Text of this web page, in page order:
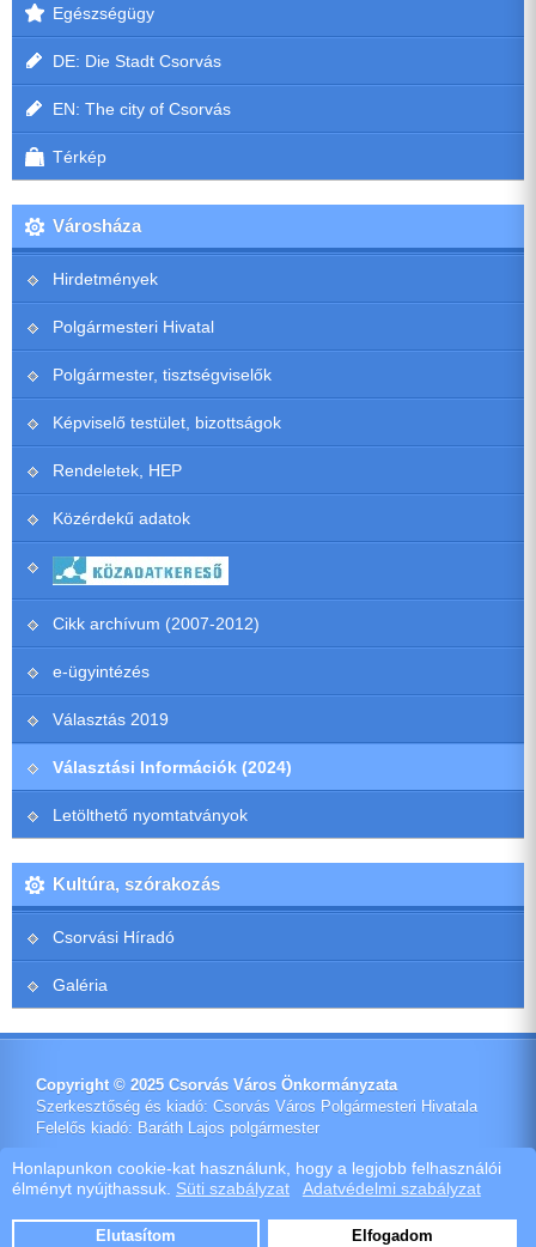
Honlapunkon cookie-kat használunk, hogy a legjobb felhasználói
élményt nyújthassuk. Süti szabályzat Adatvédelmi szabályzat
Elutasítom Elfogadom
Egészségügy
DE: Die Stadt Csorvás
EN: The city of Csorvás
Térkép
Városháza
Hirdetmények
Polgármesteri Hivatal
Polgármester, tisztségviselők
Képviselő testület, bizottságok
Rendeletek, HEP
Közérdekű adatok
Cikk archívum (2007-2012)
e-ügyintézés
Választás 2019
Választási Információk (2024)
Letölthető nyomtatványok
Kultúra, szórakozás
Csorvási Híradó
Galéria
Copyright © 2025 Csorvás Város Önkormányzata
Szerkesztőség és kiadó: Csorvás Város Polgármesteri Hivatala
Felelős kiadó: Baráth Lajos polgármester
Impresszum
Ötletes Megoldások Kft.
Webdeisign|Webhost
Szoftver értékesítés